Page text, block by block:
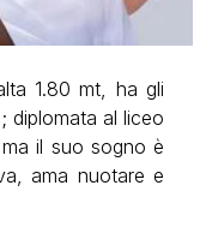
1.80 mt, ha gli
diplomata al liceo
il suo sogno è
ama nuotare e